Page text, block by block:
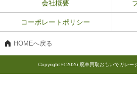
会社概要
コーポレートポリシー
HOMEへ戻る
Copyright © 2026 廃車買取おもいでガレー